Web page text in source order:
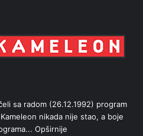
sa radom (26.12.1992) program
nikada nije stao, a boje
Opširnije